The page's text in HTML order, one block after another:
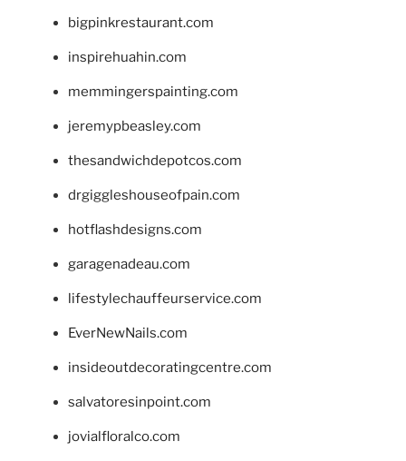
bigpinkrestaurant.com
inspirehuahin.com
memmingerspainting.com
jeremypbeasley.com
thesandwichdepotcos.com
drgiggleshouseofpain.com
hotflashdesigns.com
garagenadeau.com
lifestylechauffeurservice.com
EverNewNails.com
insideoutdecoratingcentre.com
salvatoresinpoint.com
jovialfloralco.com